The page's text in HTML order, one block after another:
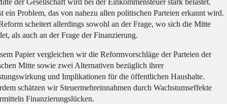
Investitionstracker
der Gesellschaft wird bei der Einkommensteuer stark belastet.
ein Problem, das von nahezu allen politischen Parteien erkannt wird.
scheitert allerdings sowohl an der Frage, wo sich die Mitte
als auch an der Frage der Finanzierung.
Papier vergleichen wir die Reformvorschläge der Parteien der
Mitte sowie zwei Alternativen bezüglich ihrer
und Implikationen für die öffentlichen Haushalte.
schätzen wir Steuermehreinnahmen durch Wachstumseffekte
Finanzierungslücken.